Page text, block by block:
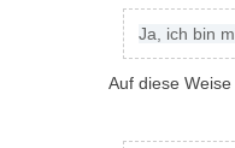
Ja, ich bin
Auf diese